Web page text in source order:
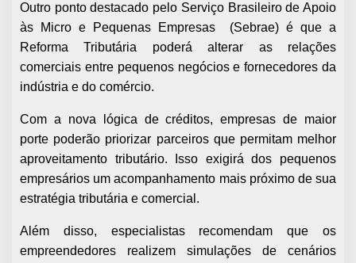
Outro ponto destacado pelo Serviço Brasileiro de Apoio
às Micro e Pequenas Empresas (Sebrae) é que a
Reforma Tributária poderá alterar as relações
comerciais entre pequenos negócios e fornecedores da
indústria e do comércio.
Com a nova lógica de créditos, empresas de maior
porte poderão priorizar parceiros que permitam melhor
aproveitamento tributário. Isso exigirá dos pequenos
empresários um acompanhamento mais próximo de sua
estratégia tributária e comercial.
Além disso, especialistas recomendam que os
empreendedores realizem simulações de cenários